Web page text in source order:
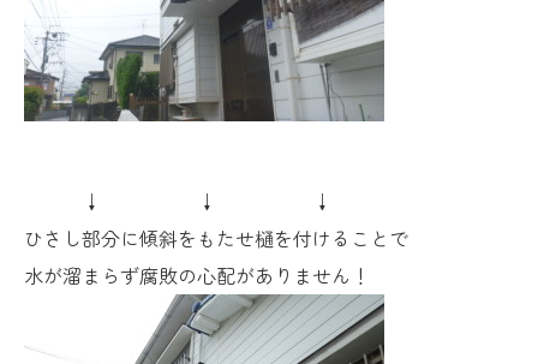
↓ ↓ ↓
ひさし部分に傾斜をもたせ樋を付けることで
水が溜まらず腐敗の心配がありません！